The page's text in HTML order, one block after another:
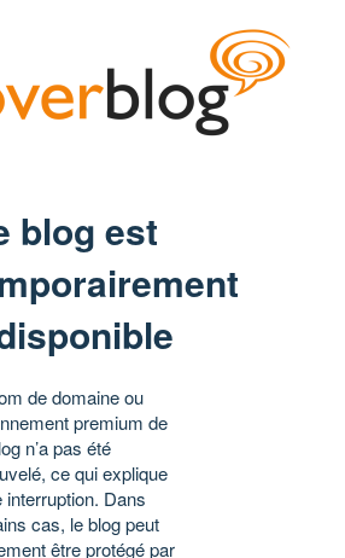
blog est
de domaine ou
premium de
n’a pas été
ce qui explique
interruption. Dans
cas, le blog peut
être protégé par